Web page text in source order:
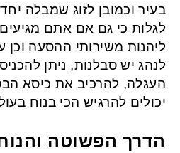
בעיר וכמובן לזוג שמבלה
לגלות כי גם אם אתם
ליהנות משירותי ההסעה וכן
לנהג יש סבלנות, ניתן
העגלה, להרכיב את כיסא
יכולים להרגיש הכי בנוח
הדרך הפשוטה